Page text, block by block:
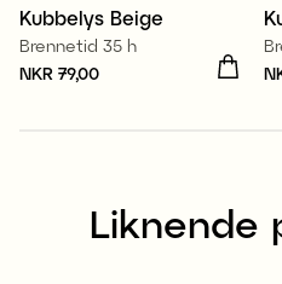
Kubbelys Beige
Brennetid 35 h
Pris :NKR 79,00
NKR 79,00
Liknende